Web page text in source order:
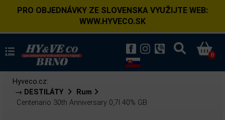
PRO OBJEDNÁVKY ZE SLOVENSKA VYUŽIJTE WEB:
WWW.HYVECO.SK
0
Hyveco.cz:
→ DESTILÁTY
Rum
Centenario 30th Anniversary 0,7l 40% GB